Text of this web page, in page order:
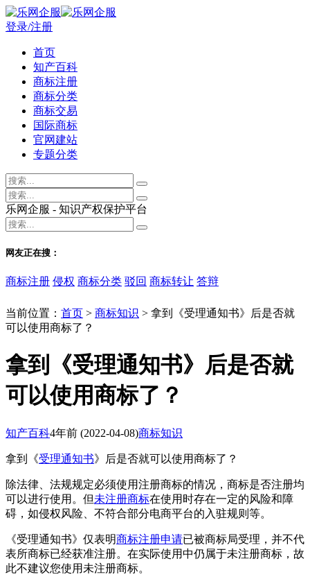
登录/注册
首页
知产百科
商标注册
商标分类
商标交易
国际商标
官网建站
专题分类
乐网企服 - 知识产权保护平台
网友正在搜：
商标注册 侵权 商标分类 驳回 商标转让 答辩
当前位置： 首页 > 商标知识 > 拿到《受理通知书》后是否就
可以使用商标了？
拿到《受理通知书》后是否就
可以使用商标了？
知产百科4年前 (2022-04-08)商标知识
拿到《受理通知书》后是否就可以使用商标了？
除法律、法规规定必须使用注册商标的情况，商标是否注册均
可以进行使用。但未注册商标在使用时存在一定的风险和障
碍，如侵权风险、不符合部分电商平台的入驻规则等。
《受理通知书》仅表明商标注册申请已被商标局受理，并不代
表所商标已经获准注册。在实际使用中仍属于未注册商标，故
此不建议您使用未注册商标。